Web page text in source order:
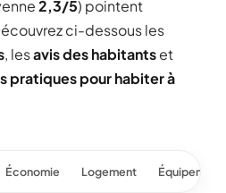
2,3/5) pointent
ci-dessous les
, lesavis des habitantset
pratiques pour habiter à
Économie Logement